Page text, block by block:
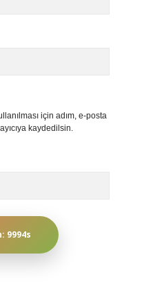
için adım, e-posta
kaydedilsin.